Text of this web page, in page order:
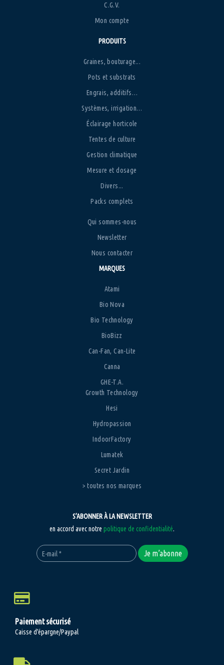
C.G.V.
Mon compte
PRODUITS
Graines, bouturage...
Pots et substrats
Engrais, additifs…
Systèmes, irrigation…
Éclairage horticole
Tentes de culture
Gestion climatique
Mesure et dosage
Divers...
Packs complets
Qui sommes-nous
Newsletter
Nous contacter
MARQUES
Atami
Bio Nova
Bio Technology
BioBizz
Can-Fan, Can-Lite
Canna
GHE-T.A.
Growth Technology
Hesi
Hydropassion
IndoorFactory
Lumatek
Secret Jardin
> toutes nos marques
S’ABONNER À LA NEWSLETTER
en accord avec notre politique de confidentialité.
Paiement sécurisé
Caisse d'épargne/Paypal